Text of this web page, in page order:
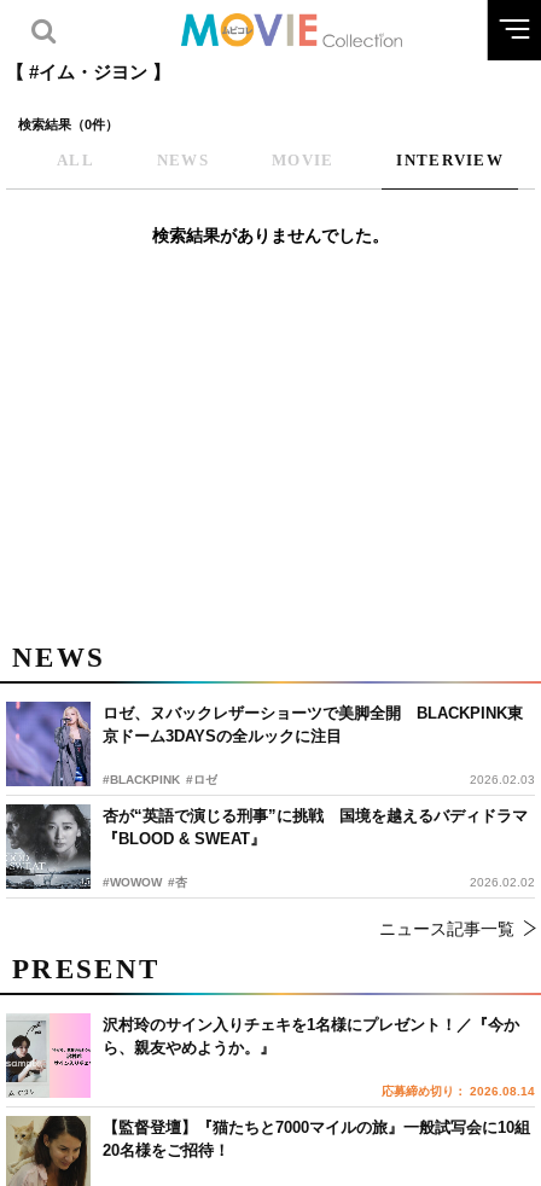
【 #イム・ジヨン 】
検索結果（0件）
ALL NEWS MOVIE INTERVIEW
検索結果がありませんでした。
NEWS
ロゼ、ヌバックレザーショーツで美脚全開 BLACKPINK東
京ドーム3DAYSの全ルックに注目
#BLACKPINK #ロゼ 2026.02.03
杏が“英語で演じる刑事”に挑戦 国境を越えるバディドラマ
『BLOOD & SWEAT』
#WOWOW #杏 2026.02.02
ニュース記事一覧
PRESENT
沢村玲のサイン入りチェキを1名様にプレゼント！／『今か
ら、親友やめようか。』
応募締め切り： 2026.08.14
【監督登壇】『猫たちと7000マイルの旅』一般試写会に10組
20名様をご招待！